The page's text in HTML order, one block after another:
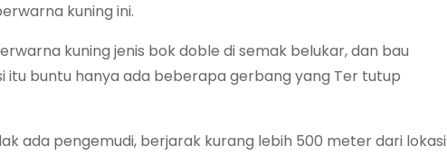
kuning ini.
kuning jenis bok doble di semak belukar, dan bau
itu buntu hanya ada beberapa gerbang yang Ter tutup
ada pengemudi, berjarak kurang lebih 500 meter dari lokasi